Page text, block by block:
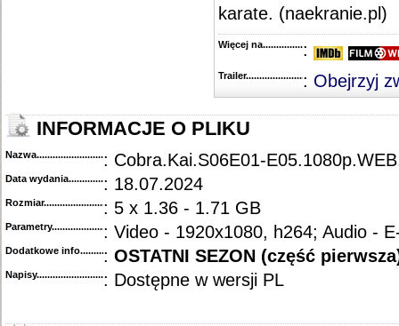
karate. (naekranie.pl)
Więcej na........................................
:
Trailer...........................................
: Obejrzyj
INFORMACJE O PLIKU
Nazwa.............................................: Cobra.Kai.S06E01-
Data wydania......................................
: 18.07.2024
Rozmiar...........................................: 5 x 1.36 - 1.71 GB
Parametry.........................................: Video - 1920x1080, h264; Audio -
Dodatkowe info....................................
: OSTATNI SEZON (część
Napisy............................................: Dostępne w wersji PL